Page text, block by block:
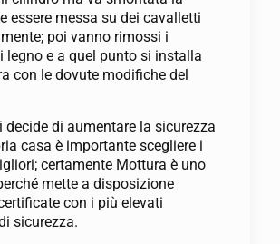
essere messa su dei cavalletti
poi vanno rimossi i
legno e a quel punto si installa
con le dovute modifiche del
decide di aumentare la sicurezza
casa è importante scegliere i
certamente Mottura è uno
mette a disposizione
con i più elevati
sicurezza.